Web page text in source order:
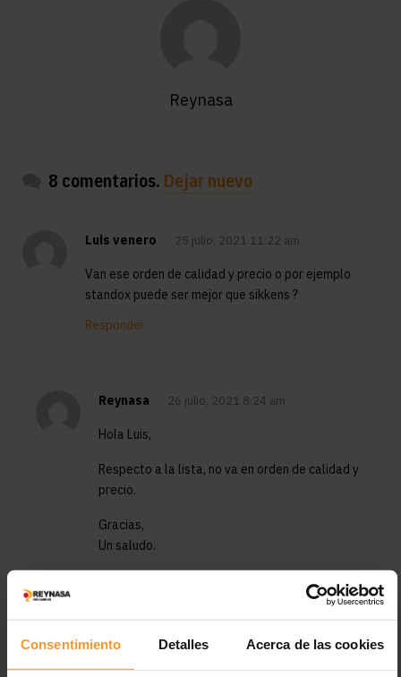
Consentimiento Detalles Acerca de las cookies
Reynasa
8 comentarios. Dejar nuevo
Luis venero 25 julio, 2021 11:22 am
Van ese orden de calidad y precio o por ejemplo
standox puede ser mejor que sikkens ?
Responder
Reynasa 26 julio, 2021 8:24 am
Hola Luis,
Respecto a la lista, no va en orden de calidad y
precio.
Gracias,
Un saludo.
Responder
Daniella 21 agosto, 2022 5:18 am